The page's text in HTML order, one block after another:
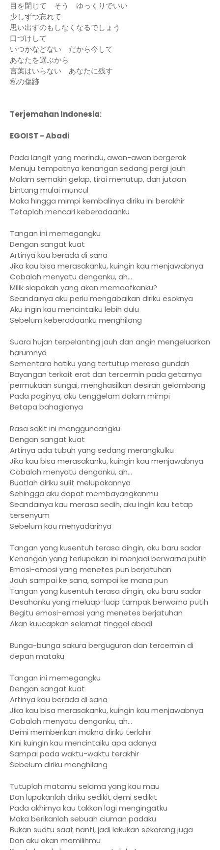
目を閉じて そう ゆっくりでいい
少しずつ忘れて
思い出すのもしなくなるでしょう
口づけして
いつかなどない だから今して
あなたを選ぶから
言葉はいらない あなたに残す
私の傷跡
Terjemahan Indonesia:
EGOIST - Abadi
Pada langit yang merindu, awan-awan bergerak
Menuju tempatnya kenangan sedang pergi jauh
Malam semakin gelap, tirai menutup, dan jutaan
bintang mulai muncul
Maka hingga mimpi kembalinya diriku ini berakhir
Tetaplah mencari keberadaanku
Tangan ini memegangku
Dengan sangat kuat
Artinya kau berada di sana
Jika kau bisa merasakanku, kuingin kau menjawabnya
Cobalah menyatu denganku, ah...
Milik siapakah yang akan memaafkanku?
Seandainya aku perlu mengabaikan diriku esoknya
Aku ingin kau mencintaiku lebih dulu
Sebelum keberadaanku menghilang
Suara hujan terpelanting jauh dan angin mengeluarkan
harumnya
Sementara hatiku yang tertutup merasa gundah
Bayangan terkait erat dan tercermin pada getarnya
permukaan sungai, menghasilkan desiran gelombang
Pada paginya, aku tenggelam dalam mimpi
Betapa bahagianya
Rasa sakit ini mengguncangku
Dengan sangat kuat
Artinya ada tubuh yang sedang merangkulku
Jika kau bisa merasakanku, kuingin kau menjawabnya
Cobalah menyatu denganku, ah...
Buatlah diriku sulit melupakannya
Sehingga aku dapat membayangkanmu
Seandainya kau merasa sedih, aku ingin kau tetap
tersenyum
Sebelum kau menyadarinya
Tangan yang kusentuh terasa dingin, aku baru sadar
Kenangan yang terlupakan ini menjadi berwarna putih
Emosi-emosi yang menetes pun berjatuhan
Jauh sampai ke sana, sampai ke mana pun
Tangan yang kusentuh terasa dingin, aku baru sadar
Desahanku yang meluap-luap tampak berwarna putih
Begitu emosi-emosi yang menetes berjatuhan
Akan kuucapkan selamat tinggal abadi
Bunga-bunga sakura berguguran dan tercermin di
depan mataku
Tangan ini memegangku
Dengan sangat kuat
Artinya kau berada di sana
Jika kau bisa merasakanku, kuingin kau menjawabnya
Cobalah menyatu denganku, ah...
Demi memberikan makna diriku terlahir
Kini kuingin kau mencintaiku apa adanya
Sampai pada waktu-waktu terakhir
Sebelum diriku menghilang
Tutuplah matamu selama yang kau mau
Dan lupakanlah diriku sedikit demi sedikit
Pada akhirnya kau takkan lagi mengingatku
Maka berikanlah sebuah ciuman padaku
Bukan suatu saat nanti, jadi lakukan sekarang juga
Dan aku akan memilihmu